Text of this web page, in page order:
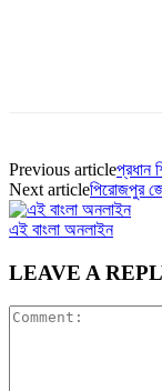
Previous articleপ্রধান
Next articleপিরোজপুর
এই বাংলা অনলাইন
LEAVE A